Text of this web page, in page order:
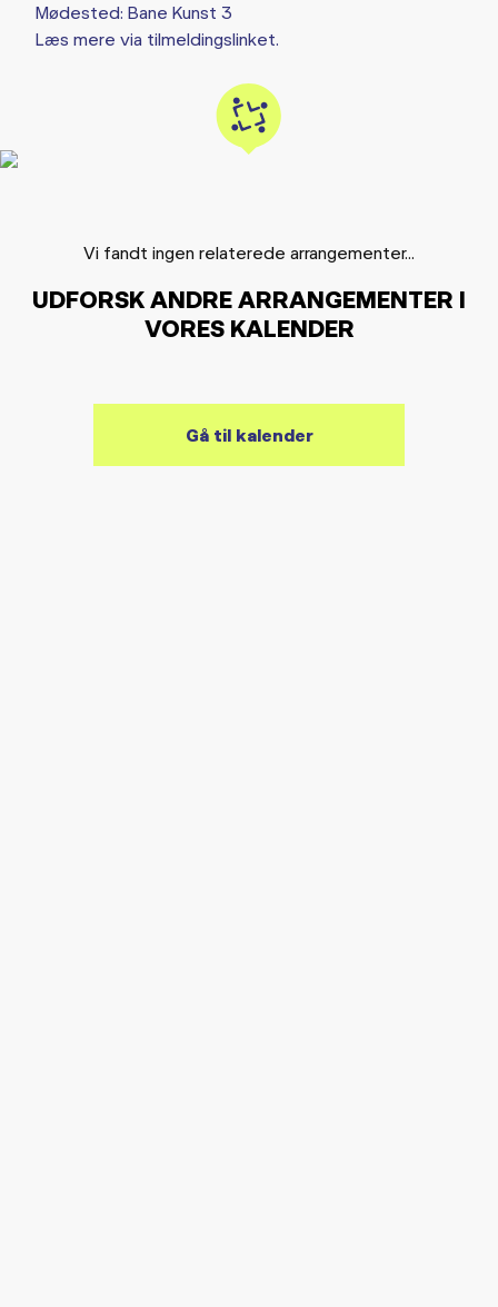
Mødested: Bane Kunst 3
Læs mere via tilmeldingslinket.
Vi fandt ingen relaterede arrangementer...
UDFORSK ANDRE ARRANGEMENTER I
VORES KALENDER
Gå til kalender